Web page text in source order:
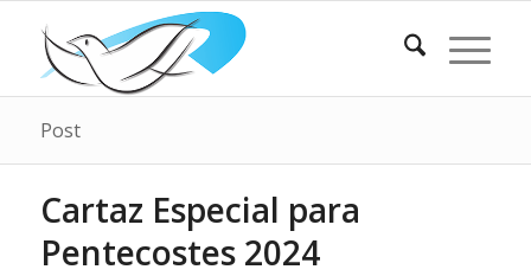
Post
Cartaz Especial para
Pentecostes 2024